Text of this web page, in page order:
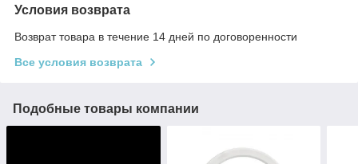
Условия возврата
Возврат товара в течение 14 дней по договоренности
Все условия возврата
Подобные товары компании